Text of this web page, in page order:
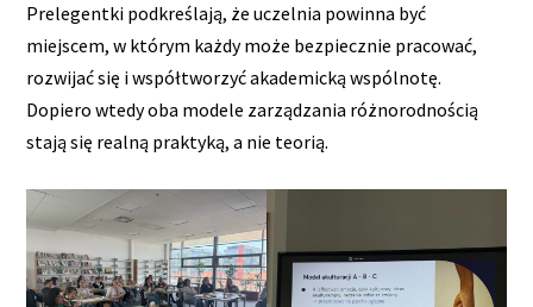
Prelegentki podkreślają, że uczelnia powinna być
miejscem, w którym każdy może bezpiecznie pracować,
rozwijać się i współtworzyć akademicką wspólnotę.
Dopiero wtedy oba modele zarządzania różnorodnością
stają się realną praktyką, a nie teorią.